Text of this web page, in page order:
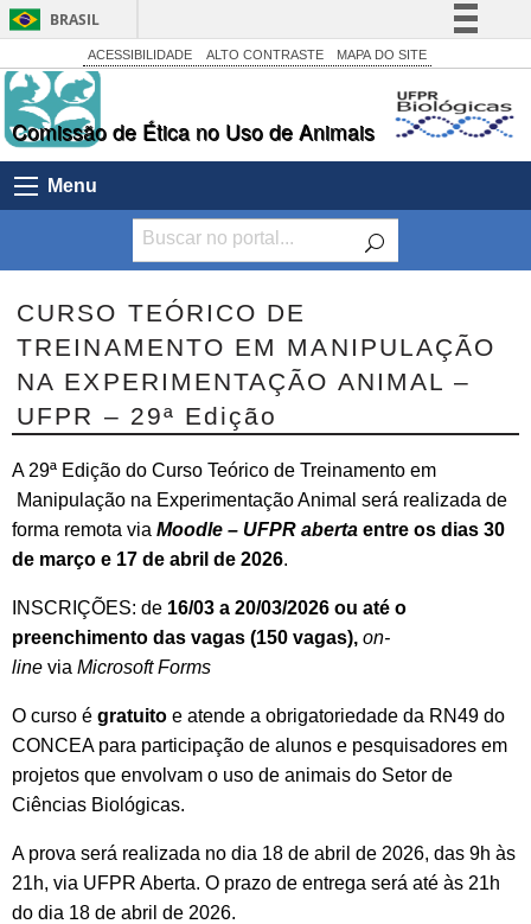
BRASIL
Simplifique!
Comunica BR
Participe
Acesso à informação
Canais
ACESSIBILIDADE ALTO CONTRASTE MAPA DO SITE
Comissão de Ética no Uso de Animais
Menu
CURSO TEÓRICO DE
TREINAMENTO EM MANIPULAÇÃO
NA EXPERIMENTAÇÃO ANIMAL –
UFPR – 29ª Edição
A 29ª Edição do Curso Teórico de Treinamento em
Manipulação na Experimentação Animal será realizada de
forma remota via Moodle – UFPR aberta entre os dias 30
de março e 17 de abril de 2026.
INSCRIÇÕES: de 16/03 a 20/03/2026 ou até o
preenchimento das vagas (150 vagas), on-
line via Microsoft Forms
O curso é gratuito e atende a obrigatoriedade da RN49 do
CONCEA para participação de alunos e pesquisadores em
projetos que envolvam o uso de animais do Setor de
Ciências Biológicas.
A prova será realizada no dia 18 de abril de 2026, das 9h às
21h, via UFPR Aberta. O prazo de entrega será até às 21h
do dia 18 de abril de 2026.